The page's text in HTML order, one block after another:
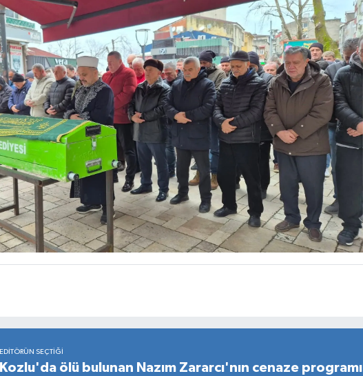
EDITÖRÜN SEÇTIĞI
Kozlu'da ölü bulunan Nazım Zararcı'nın cenaze programı